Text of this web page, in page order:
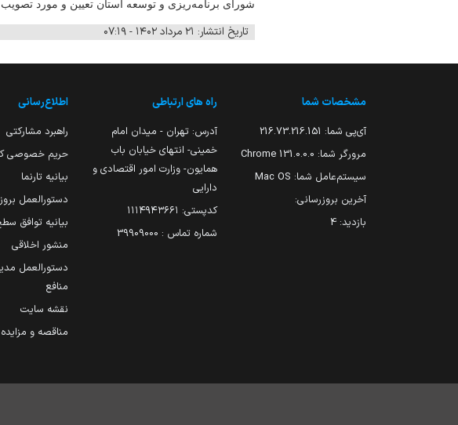
شورای برنامه‌ریزی و توسعه استان تعیین و مورد
تاریخ انتشار: ۲۱ مرداد ۱۴۰۲ - ۰۷:۱۹
مشخصات شما
آی‌پی شما: 216.73.216.151
مرورگر شما: 131.0.0.0 Chrome
سیستم‌عامل شما: Mac OS
آخرین بروزرسانی:
بازدید: 4
راه های ارتباطی
آدرس: تهران - میدان امام
خمینی- انتهای خیابان باب
همایون- وزارت امور اقتصادی و
دارایی
کدپستی: ۱۱۱۴۹۴۳۶۶۱
شماره تماس : 39909000
اطلاع‌رسانی
راهبرد مشارکتی
حریم خصوصی
بیانیه تارنما
دستورالعمل
بیانیه توافق
منشور اخلاقی
دستورالعمل
منافع
نقشه سایت
مناقصه و مزایده